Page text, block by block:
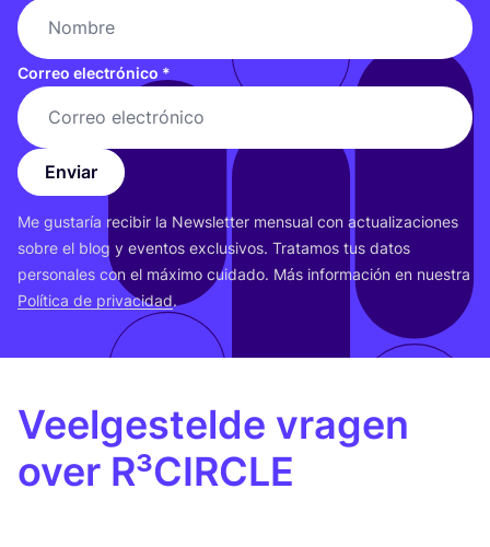
Correo electrónico *
Enviar
Me gus­ta­ría reci­bir la News­let­ter men­sual con actua­li­za­cio­nes
sobre el blog y even­tos exclu­si­vos. Tra­ta­mos tus datos
per­so­na­les con el máxi­mo cui­da­do. Más infor­ma­ción en nues­tra
Polí­ti­ca de pri­va­ci­dad.
Veelgestelde vragen
over R³CIRCLE